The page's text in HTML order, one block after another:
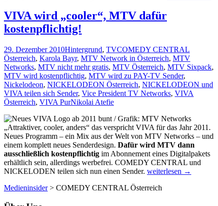
feiert
vor
Comeback?
VIVA wird „cooler“, MTV dafür
kostenpflichtig!
29. Dezember 2010Hintergrund, TVCOMEDY CENTRAL
Österreich, Karola Bayr, MTV Network in Österreich, MTV
Networks, MTV nicht mehr gratis, MTV Österreich, MTV Sixpack,
MTV wird kostenpflichtig, MTV wird zu PAY-TV Sender,
Nickelodeon, NICKELODEON Österreich, NICKELODEON und
VIVA teilen sich Sender, Vice President TV Networks, VIVA
Österreich, VIVA PurNikolai Atefie
„Attraktiver, cooler, anders“ das verspricht VIVA für das Jahr 2011.
Neues Programm – ein Mix aus der Welt von MTV Networks – und
einem komplett neues Senderdesign. Dafür wird MTV dann
ausschließlich kostenpflichtig im Abonnement eines Digitalpakets
erhältlich sein, allerdings werbefrei. COMEDY CENTRAL und
NICKELODEN teilen sich nun einen Sender. VIVA
„cooler“,
weiterlesen →
Medieninsider> COMEDY CENTRAL Österreich